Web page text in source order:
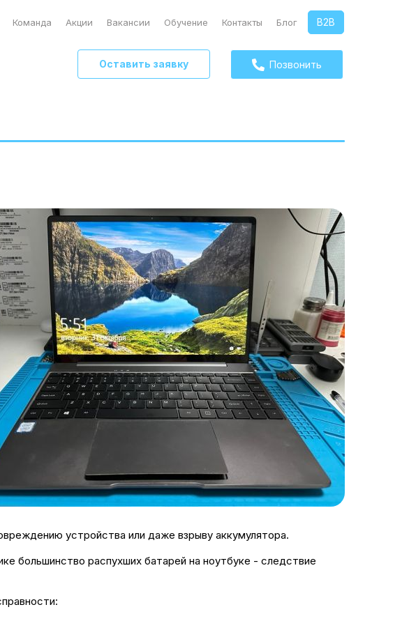
Команда Акции Вакансии Обучение Контакты Блог B2B
Оставить заявку Позвонить
устройства или даже взрыву аккумулятора.
большинство распухших батарей на ноутбуке - следствие